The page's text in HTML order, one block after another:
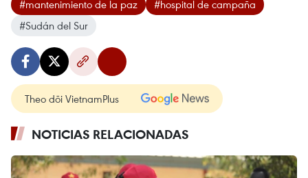
#mantenimiento de la paz
#hospital de campaña
#Sudán del Sur
Theo dõi VietnamPlus
NOTICIAS RELACIONADAS